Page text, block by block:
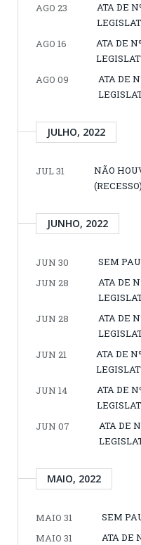
AGO 23
ATA DE
AGO 16
ATA DE
AGO 09
ATA DE
JULHO, 2022
JUL 31
NÃO
(RECESSO)
JUNHO, 2022
JUN 30
SEM
JUN 28
ATA DE
JUN 28
ATA DE
JUN 21
ATA DE
JUN 14
ATA DE
JUN 07
ATA DE
MAIO, 2022
MAIO 31
SEM
MAIO 31
ATA DE